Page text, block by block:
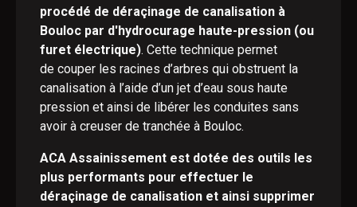
procédé de déraçinage de canalisation à
Bouloc par d'hydrocurage haute-pression (ou
furet électrique). Cette technique permet
de couper les racines d’arbres qui obstruent la
canalisation à l’aide d’un jet d’eau sous haute
pression et ainsi de libérer les conduites sans
avoir à creuser de tranchée à Bouloc.
ACA Assainissement est dotée des outils les
plus performants pour effectuer le
déraçinage de canalisation et ainsi supprimer